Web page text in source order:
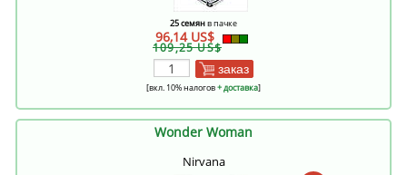
25 семянв пачке
96,14 US$
109,25 US$
заказ
[вкл. 10% налогов+ доставка]
Wonder Woman
Nirvana